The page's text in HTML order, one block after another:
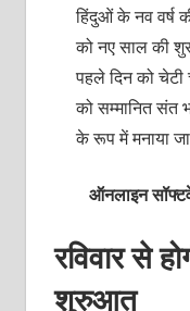
हिंदुओं के नव वर्ष
को नए साल की
पहले दिन को चेटी
को सम्‍मानित संत
के रूप में मनाया
ऑनलाइन
रविवार से
शुरुआत